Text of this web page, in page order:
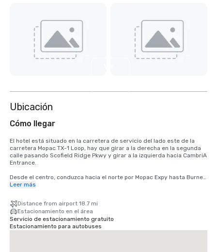
Ubicación
Cómo llegar
El hotel está situado en la carretera de servicio del lado este de la
carretera Mopac TX-1 Loop, hay que girar a la derecha en la segunda
calle pasando Scofield Ridge Pkwy y girar a la izquierda hacia CambriA
Entrance.
Desde el centro, conduzca hacia el norte por Mopac Expy hasta Burnet
Rd/Mopac Service Rd, salga por Scofield Ridge Pkwy, gire a la derecha
hasta CambriA Entrance.
Desde el aeropuerto TX-71 W hasta la US-183N y la TX-1 Loop/Mopac.
Desde la TX-1 Loop/Mopac, tome la salida de Scofield Ridge Pkwy, gire
a la derecha en la segunda calle pasando Scofield Ridge Pkwy y gire a
Leer más
Distance from airport 18.7 mi
Estacionamiento en el área
Servicio de estacionamiento gratuito
Estacionamiento para autobuses